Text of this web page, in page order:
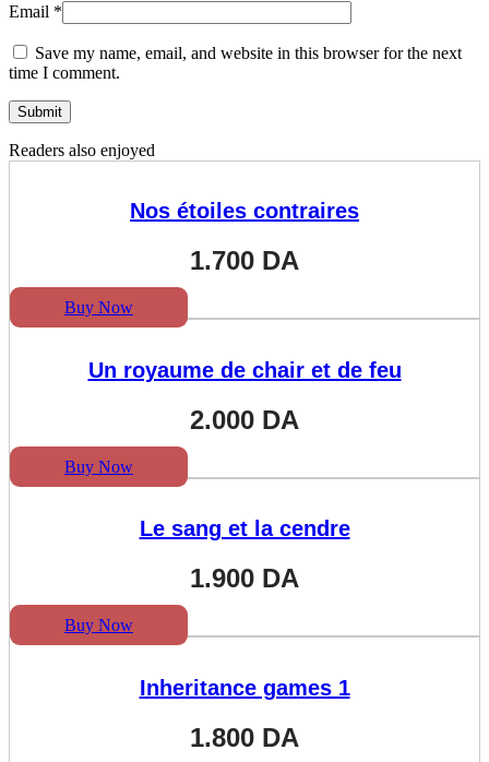
Email *
Save my name, email, and website in this browser for the next
time I comment.
Readers also enjoyed
Nos étoiles contraires
1.700 DA
Buy Now
Un royaume de chair et de feu
2.000 DA
Buy Now
Le sang et la cendre
1.900 DA
Buy Now
Inheritance games 1
1.800 DA